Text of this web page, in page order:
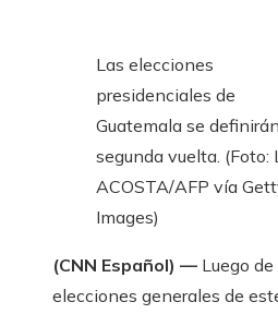
Las elecciones
presidenciales de
Guatemala se
segunda vuelta. (Foto:
ACOSTA/AFP vía
Images)
(CNN Español) — Luego de
elecciones generales de